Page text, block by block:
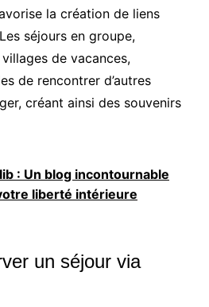
la création de liens
séjours en groupe,
de vacances,
de rencontrer d’autres
créant ainsi des souvenirs
: Un blog incontournable
liberté intérieure
un séjour via